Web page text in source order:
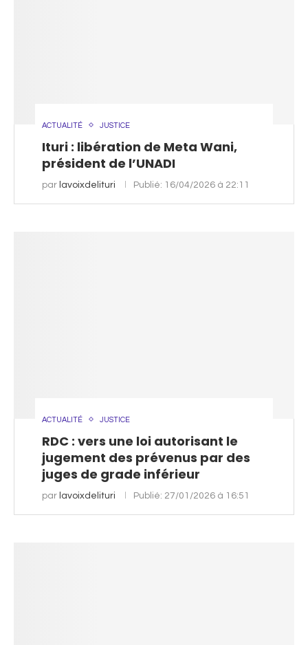
ACTUALITÉ JUSTICE
Ituri : libération de Meta Wani,
président de l’UNADI
par lavoixdelituri Publié: 16/04/2026 à 22:11
ACTUALITÉ JUSTICE
RDC : vers une loi autorisant le
jugement des prévenus par des
juges de grade inférieur
par lavoixdelituri Publié: 27/01/2026 à 16:51